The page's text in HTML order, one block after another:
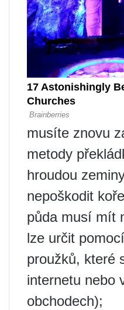
musíte znovu
metody
hroudou
nepoškodit
půda musí mít
lze určit
proužků, které
internetu nebo
obchodech);